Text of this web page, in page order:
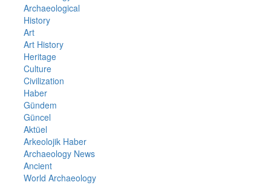
Archaeological
History
Art
Art History
Heritage
Culture
Civilization
Haber
Gündem
Güncel
Aktüel
Arkeolojik Haber
Archaeology News
Ancient
World Archaeology